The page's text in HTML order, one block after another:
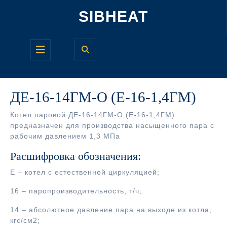
SIBHEAT
Кнопка
ДЕ-16-14ГМ-О (Е-16-1,4ГМ)
Котел паровой ДЕ-16-14ГМ-О (Е-16-1,4ГМ)
предназначен для производства насыщенного пара с
рабочим давлением 1,3 МПа
Расшифровка обозначения:
Е – котел с естественной циркуляцией;
16 – паропроизводительность, т/ч;
14 – абсолютное давление пара на выходе из котла,
кгс/см2;